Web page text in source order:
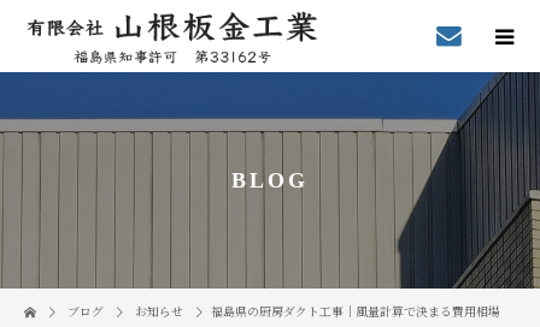
BLOG
ブログ お知らせ
福島県の厨房ダクト工事｜風量計算で決まる費用相場